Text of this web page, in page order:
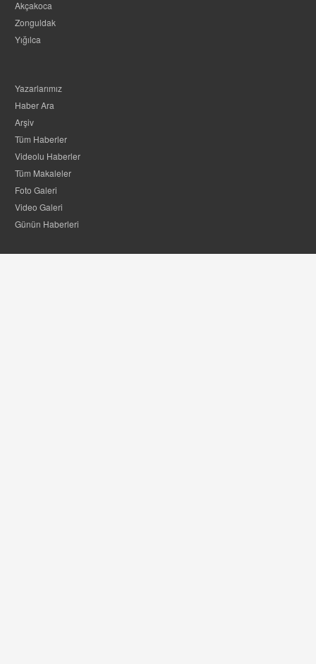
Akçakoca
Zonguldak
Yığılca
Yazarlarımız
Haber Ara
Arşiv
Tüm Haberler
Videolu Haberler
Tüm Makaleler
Foto Galeri
Video Galeri
Günün Haberleri